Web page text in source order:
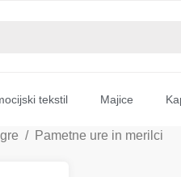
tekstil Majice
Pametne ure in merilci